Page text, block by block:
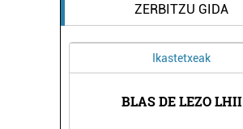
ZERBITZU GIDA
Ikastetxeak
BLAS DE LEZO LHII